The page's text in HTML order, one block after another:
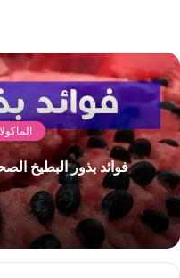
فوائد بذور البطيخ